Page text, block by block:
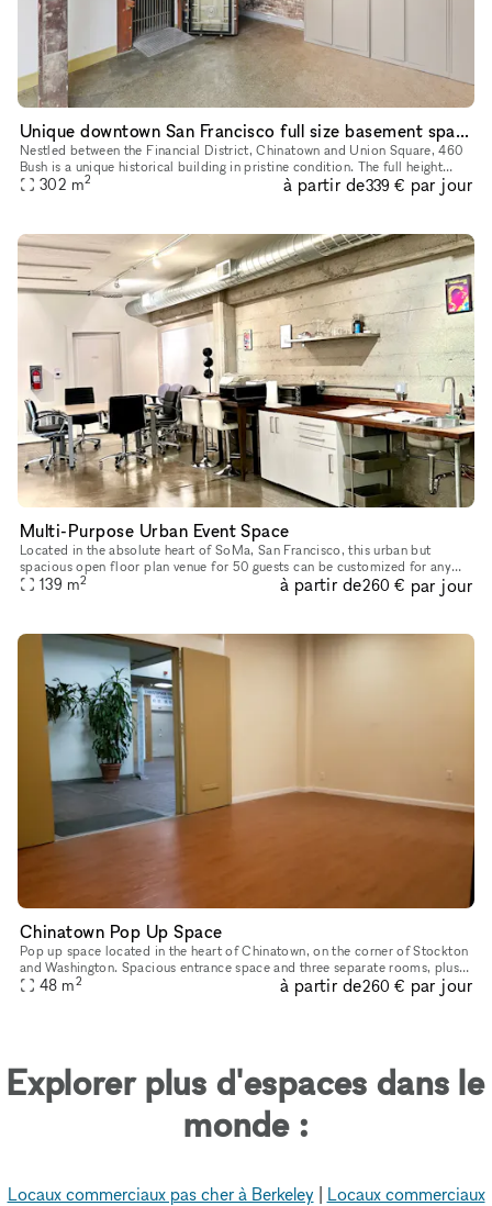
Unique downtown San Francisco full size basement space
Nestled between the Financial District, Chinatown and Union Square, 460
Bush is a unique historical building in pristine condition. The full height
basement is ideal for small event, art show, office
302 m2 à partir de339 € par jour
Multi-Purpose Urban Event Space
Located in the absolute heart of SoMa, San Francisco, this urban but
spacious open floor plan venue for 50 guests can be customized for any
need - work, chit chat, party, and more! Along with a priv
139 m2 à partir de260 € par jour
Chinatown Pop Up Space
Pop up space located in the heart of Chinatown, on the corner of Stockton
and Washington. Spacious entrance space and three separate rooms, plus
bathroom.
48 m2 à partir de260 € par jour
Explorer plus d'espaces dans le
monde :
Locaux commerciaux pas cher à Berkeley | Locaux commerciaux